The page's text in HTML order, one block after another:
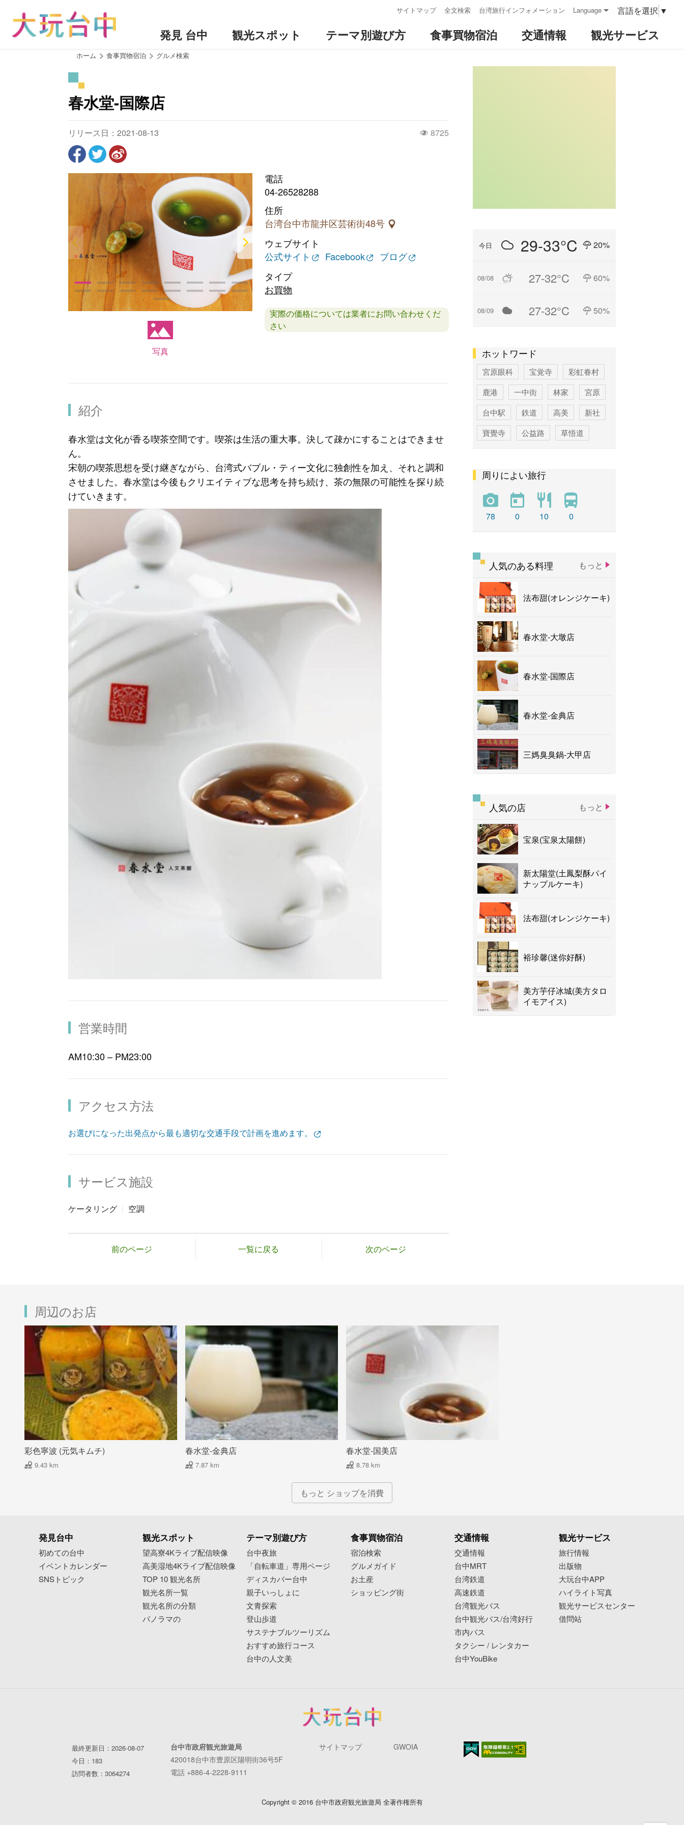
サイトマップ 全文検索 台湾旅行インフォメーション Language 言語を選択 ▼
発見 台中 観光スポット テーマ別遊び方 食事買物宿泊 交通情報 観光サービス
ホーム 食事買物宿泊 グルメ検索
春水堂-国際店
リリース日：2021-08-13 8725
写真
電話
04-26528288
住所
台湾台中市龍井区芸術街48号
ウェブサイト
公式サイト
Facebook
ブログ
タイプ
お買物
実際の価格については業者にお問い合わせくだ
さい
紹介
春水堂は文化が香る喫茶空間です。喫茶は生活の重大事。決して疎かにすることはできませ
ん。
宋朝の喫茶思想を受け継ぎながら、台湾式バブル・ティー文化に独創性を加え、それと調和
させました。春水堂は今後もクリエイティブな思考を持ち続け、茶の無限の可能性を探り続
けていきます。
営業時間
AM10:30 – PM23:00
アクセス方法
お選びになった出発点から最も適切な交通手段で計画を進めます。
サービス施設
ケータリング 空調
前のページ 一覧に戻る 次のページ
今日 29-33°C 20%
08/08 27-32°C 60%
08/09 27-32°C 50%
ホットワード
宮原眼科 宝覚寺
彩虹眷村
鹿港
一中街 林家
宮原
台中駅
鉄道 高美
新社
寶覺寺
公益路
草悟道
彩虹
新社花海
周りによい旅行
78 0 10 0
人気のある料理 もっと
法布甜(オレンジケーキ)
春水堂-大墩店
春水堂-国際店
春水堂-金典店
三媽臭臭鍋-大甲店
人気の店 もっと
宝泉(宝泉太陽餅)
新太陽堂(土鳳梨酥パイ
ナップルケーキ)
法布甜(オレンジケーキ)
裕珍馨(迷你好酥)
美方芋仔冰城(美方タロ
イモアイス)
周辺のお店
彩色寧波 (元気キムチ)
9.43 km
春水堂-金典店
7.87 km
春水堂-国美店
8.78 km
もっと ショップを消費
発見台中
初めての台中
イベントカレンダー
SNSトピック
観光スポット
望高寮4Kライブ配信映像
高美湿地4Kライブ配信映像
TOP 10 観光名所
観光名所一覧
観光名所の分類
パノラマの
テーマ別遊び方
台中夜旅
「自転車道」専用ページ
ディスカバー台中
親子いっしょに
文青探索
登山歩道
サステナブルツーリズム
おすすめ旅行コース
台中の人文美
食事買物宿泊
宿泊検索
グルメガイド
お土産
ショッピング街
交通情報
交通情報
台中MRT
台湾鉄道
高速鉄道
台湾観光バス
台中観光バス/台湾好行
市内バス
タクシー / レンタカー
台中YouBike
観光サービス
旅行情報
出版物
大玩台中APP
ハイライト写真
観光サービスセンター
借問站
最終更新日：2026-08-07
今日：183
訪問者数：3064274
台中市政府観光旅遊局
420018台中市豊原区陽明街36号5F
電話 +886-4-2228-9111
サイトマップ GWOIA
Copyright © 2016 台中市政府観光旅遊局 全著作権所有